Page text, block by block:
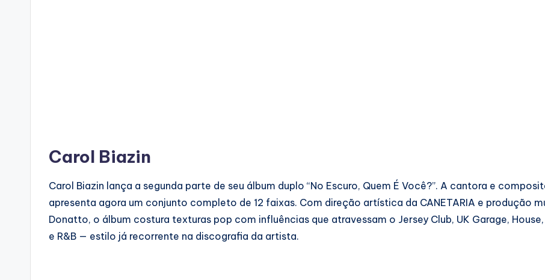
Carol Biazin
Carol Biazin lança a segunda parte de seu álbum duplo “No Escuro, Quem É Você?”. A cantora e
apresenta agora um conjunto completo de 12 faixas. Com direção artística da CANETARIA e produção
Donatto, o álbum costura texturas pop com influências que atravessam o Jersey Club, UK Garage,
e R&B — estilo já recorrente na discografia da artista.